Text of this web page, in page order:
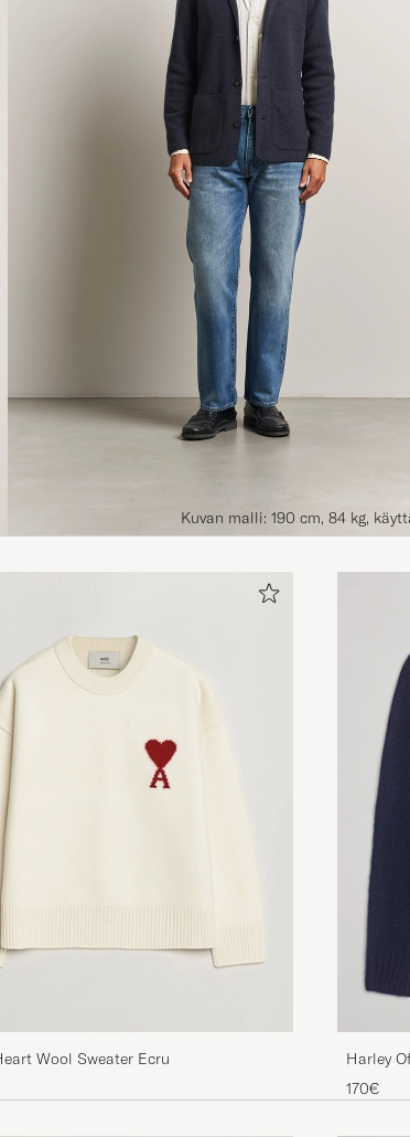
Kuvan malli: 190 cm, 84 kg,
Wool Sweater Ecru
Harley
170€